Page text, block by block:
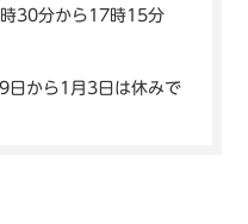
30分から17時15分
日から1月3日は休みで